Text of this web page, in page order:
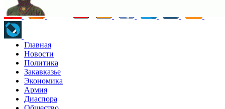
Главная
Новости
Политика
Закавказье
Экономика
Армия
Диаспора